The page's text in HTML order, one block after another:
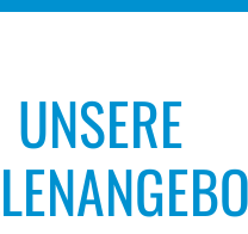
UNSERE